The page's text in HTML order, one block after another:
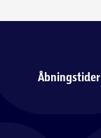
Åbningstider